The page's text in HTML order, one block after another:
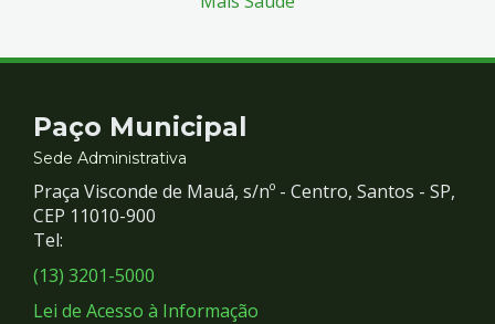
Contato
e
Redes
Sociais
Paço Municipal
Sede Administrativa
Praça Visconde de Mauá, s/nº - Centro, Santos - SP,
CEP 11010-900
Tel:
(13) 3201-5000
Lei de Acesso à Informação